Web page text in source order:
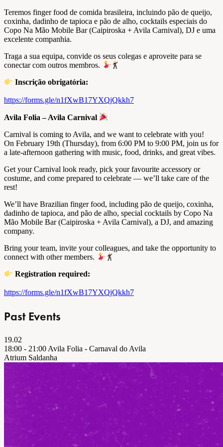
Teremos finger food de comida brasileira, incluindo pão de queijo,
coxinha, dadinho de tapioca e pão de alho, cocktails especiais do
Copo Na Mão Mobile Bar (Caipiroska + Avila Carnival), DJ e uma
excelente companhia.
Traga a sua equipa, convide os seus colegas e aproveite para se
conectar com outros membros.
Inscrição obrigatória:
https://forms.gle/n1fXwB17YXQjQkkh7
Avila Folia – Avila Carnival
Carnival is coming to Avila, and we want to celebrate with you!
On February 19th (Thursday), from 6:00 PM to 9:00 PM, join us for
a late-afternoon gathering with music, food, drinks, and great vibes.
Get your Carnival look ready, pick your favourite accessory or
costume, and come prepared to celebrate — we’ll take care of the
rest!
We’ll have Brazilian finger food, including pão de queijo, coxinha,
dadinho de tapioca, and pão de alho, special cocktails by Copo Na
Mão Mobile Bar (Caipiroska + Avila Carnival), a DJ, and amazing
company.
Bring your team, invite your colleagues, and take the opportunity to
connect with other members.
Registration required:
https://forms.gle/n1fXwB17YXQjQkkh7
Past Events
19.02
18:00 - 21:00 Avila Folia - Carnaval do Avila
Atrium Saldanha